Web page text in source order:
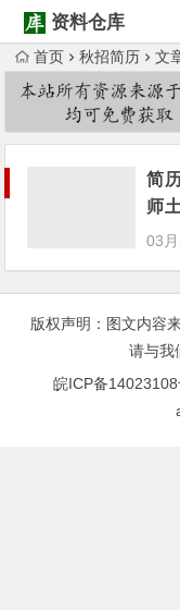
资料仓库
首页 秋招简历
文
Warning: Trying to
简
师
载
03
版权声明：图文内容
请与我
皖ICP备